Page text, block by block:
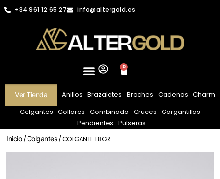
+34 961 12 65 27 info@altergold.es
0
Ver Tienda Anillos Brazaletes Broches Cadenas Charm
Colgantes Collares Combinado Cruces Gargantillas
Pendientes Pulseras
Inicio/Colgantes/ COLGANTE 1.8GR